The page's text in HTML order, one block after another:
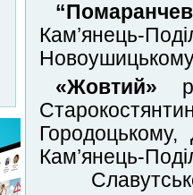
Кам’янець-
«Жовтий»
Городоцькому,
Кам’янець-